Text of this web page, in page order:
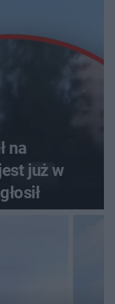
na
już w